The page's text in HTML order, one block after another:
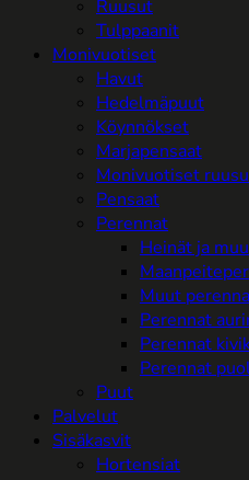
Ruusut
Tulppaanit
Monivuotiset
Havut
Hedelmäpuut
Köynnökset
Marjapensaat
Monivuotiset
Pensaat
Perennat
Heinät ja
Muut
Perennat
Perennat
Perennat
Puut
Palvelut
Sisäkasvit
Hortensiat